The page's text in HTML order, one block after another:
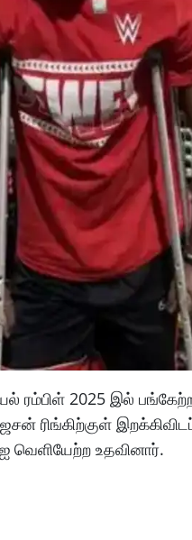
ரம்பிள் 2025 இல்
ரிங்கிற்குள்
வெளியேற்ற உதவினார்.